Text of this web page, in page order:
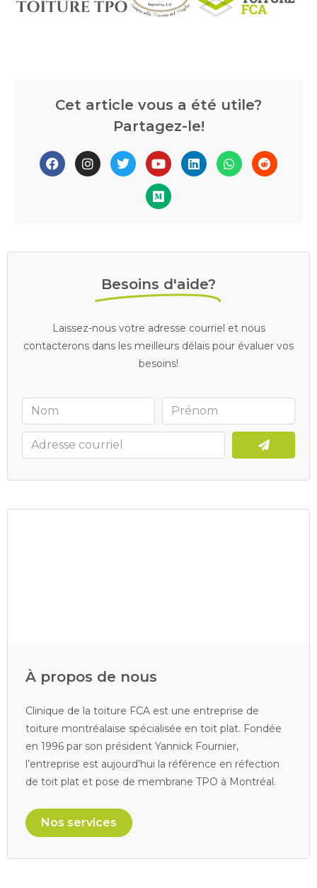
Cet article vous a été utile?
Partagez-le!
Besoins d'aide?
Laissez-nous votre adresse courriel et nous
contacterons dans les meilleurs délais pour évaluer vos
besoins!
À propos de nous
Clinique de la toiture FCA est une entreprise de
toiture montréalaise spécialisée en toit plat. Fondée
en 1996 par son président Yannick Fournier,
l’entreprise est aujourd’hui la référence en réfection
de toit plat et pose de membrane TPO à Montréal.
Nos services